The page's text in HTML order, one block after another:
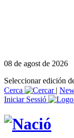
08 de agost de 2026
Seleccionar edición
Cerca
|
Iniciar Sessió